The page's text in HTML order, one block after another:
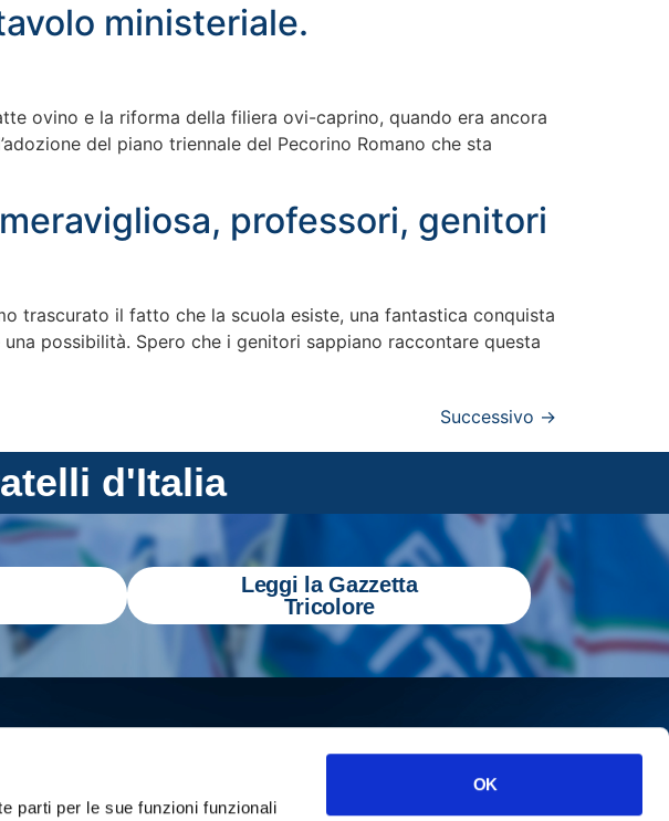
parti per le sue funzioni funzionali
OK
ministeriale.
ovino e la riforma della filiera ovi-caprino, quando era ancora
del piano triennale del Pecorino Romano che sta
professori, genitori
trascurato il fatto che la scuola esiste, una fantastica conquista
possibilità. Spero che i genitori sappiano raccontare questa
Successivo →
d'Italia
Leggi la Gazzetta
Tricolore